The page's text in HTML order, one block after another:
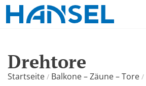
Drehtore
Startseite / Balkone – Zäune – Tore /